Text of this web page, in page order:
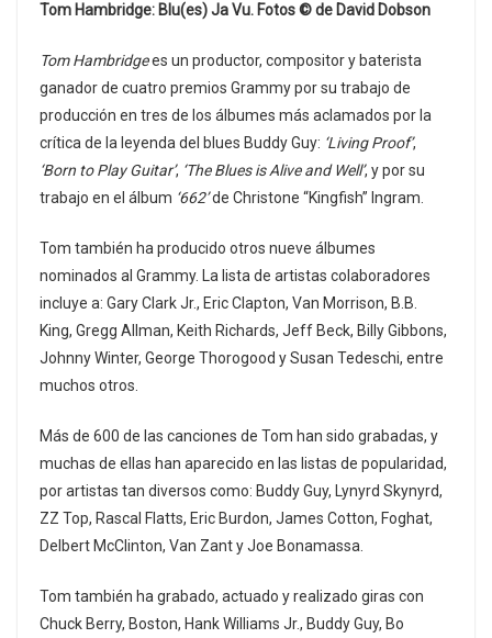
Tom Hambridge: Blu(es) Ja Vu. Fotos © de David Dobson
Tom Hambridgees un productor, compositor y baterista
ganador de cuatro premios Grammy por su trabajo de
producción en tres de los álbumes más aclamados por la
crítica de la leyenda del blues Buddy Guy: ‘Living Proof’,
‘Born to Play Guitar’, ‘The Blues is Alive and Well’, y por su
trabajo en el álbum ‘662’de Christone “Kingfish” Ingram.
Tom también ha producido otros nueve álbumes
nominados al Grammy. La lista de artistas colaboradores
incluye a: Gary Clark Jr., Eric Clapton, Van Morrison, B.B.
King, Gregg Allman, Keith Richards, Jeff Beck, Billy Gibbons,
Johnny Winter, George Thorogood y Susan Tedeschi, entre
muchos otros.
Más de 600 de las canciones de Tom han sido grabadas, y
muchas de ellas han aparecido en las listas de popularidad,
por artistas tan diversos como: Buddy Guy, Lynyrd Skynyrd,
ZZ Top, Rascal Flatts, Eric Burdon, James Cotton, Foghat,
Delbert McClinton, Van Zant y Joe Bonamassa.
Tom también ha grabado, actuado y realizado giras con
Chuck Berry, Boston, Hank Williams Jr., Buddy Guy, Bo